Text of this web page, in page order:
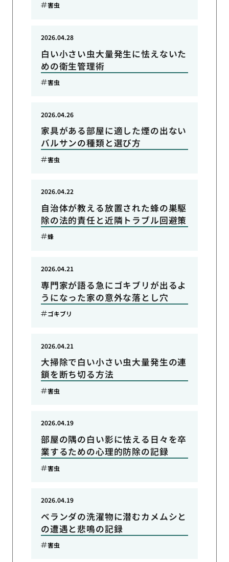
害虫
白い小さい虫大量発生に怯えないた
めの衛生管理術
2026.04.28
害虫
家具がある部屋に適した煙の出ない
バルサンの種類と選び方
2026.04.26
害虫
自治体が教える放置された蜂の巣駆
除の法的責任と近隣トラブル回避策
2026.04.22
蜂
専門家が語る急にゴキブリが出るよ
うになった家の意外な落とし穴
2026.04.21
ゴキブリ
大掃除で白い小さい虫大量発生の連
鎖を断ち切る方法
2026.04.21
害虫
部屋の隅の白い影に怯える日々を卒
業するための心理的防除の記録
2026.04.19
害虫
ベランダの洗濯物に潜むカメムシと
の遭遇と悲鳴の記録
2026.04.19
害虫